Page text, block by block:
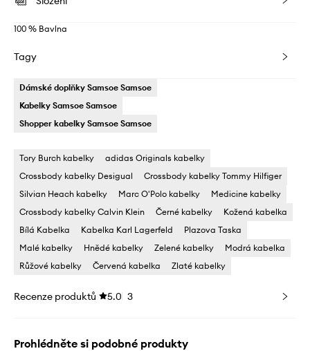
100 % Bavlna
Tagy
Dámské doplňky Samsoe Samsoe
Kabelky Samsoe Samsoe
Shopper kabelky Samsoe Samsoe
Tory Burch kabelky
adidas Originals kabelky
Crossbody kabelky Desigual
Crossbody kabelky Tommy Hilfiger
Silvian Heach kabelky
Marc O'Polo kabelky
Medicine kabelky
Crossbody kabelky Calvin Klein
Černé kabelky
Kožená kabelka
Bílá Kabelka
Kabelka Karl Lagerfeld
Plazova Taska
Malé kabelky
Hnědé kabelky Zelené kabelky
Modrá kabelka
Růžové kabelky
Červená kabelka Zlaté kabelky
Recenze produktů 5.0 3
Prohlédněte si podobné produkty